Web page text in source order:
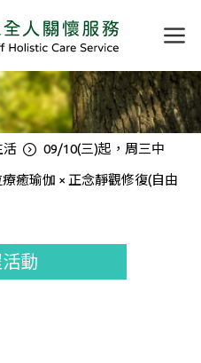
活 09/10(三)起，周三中
癒瑜伽 × 正念靜觀修復(自由
動